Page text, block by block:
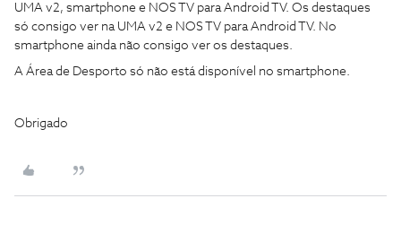
UMA v2, smartphone e NOS TV para Android TV. Os destaques
só consigo ver na UMA v2 e NOS TV para Android TV. No
smartphone ainda não consigo ver os destaques.
A Área de Desporto só não está disponível no smartphone.
Obrigado